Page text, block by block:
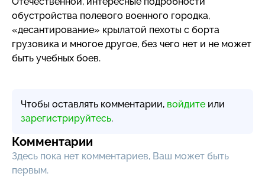
обустройства полевого военного городка,
«десантирование» крылатой пехоты с борта
грузовика и многое другое, без чего нет и не может
быть учебных боев.
Чтобы оставлять комментарии, войдите или
зарегистрируйтесь.
Комментарии
Здесь пока нет комментариев, Ваш может быть
первым.